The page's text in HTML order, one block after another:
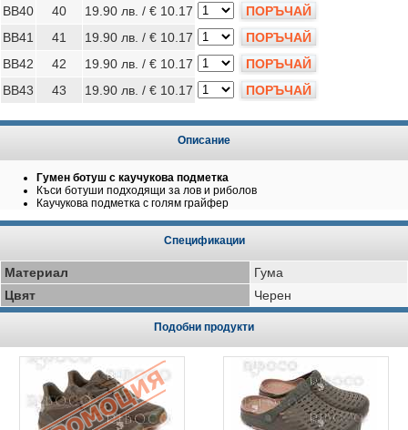
BB40
40 19.90 лв. / € 10.17
ПОРЪЧАЙ
BB41
41 19.90 лв. / € 10.17
ПОРЪЧАЙ
BB42
42 19.90 лв. / € 10.17
ПОРЪЧАЙ
BB43
43 19.90 лв. / € 10.17 ПОРЪЧАЙ
Описание
Гумен ботуш с каучукова подметка
Къси ботуши подходящи за лов и риболов
Каучукова подметка с голям грайфер
Спецификации
Материал
Гума
Цвят
Черен
Подобни продукти